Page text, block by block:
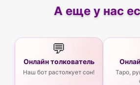
А еще у нас
💬
Онлайн толкователь
Наш бот растолкует сон!
Таро,